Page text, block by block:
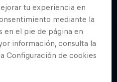
tu experiencia en
mediante la
en el pie de página en
información, consulta la
Configuración de cookies